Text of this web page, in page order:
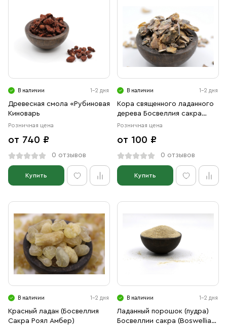
В наличии 1-2 дня
Древесная смола «Рубиновая
Киноварь
Розничная цена
от 740 ₽
0 отзывов
Купить
В наличии 1-2 дня
Кора священного ладанного
дерева Босвеллия сакра
(Boswellia sacra)
Розничная цена
от 100 ₽
0 отзывов
Купить
В наличии 1-2 дня
Красный ладан (Босвеллия
Сакра Роял Амбер)
В наличии 1-2 дня
Ладанный порошок (пудра)
Босвеллии сакра (Boswellia